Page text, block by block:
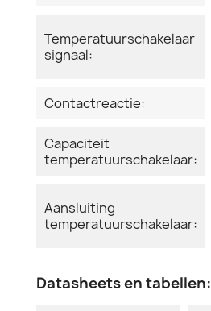
Temperatuurschakelaar
signaal:
Contactreactie:
Capaciteit
temperatuurschakelaar:
Aansluiting
temperatuurschakelaar:
Datasheets en tabellen: